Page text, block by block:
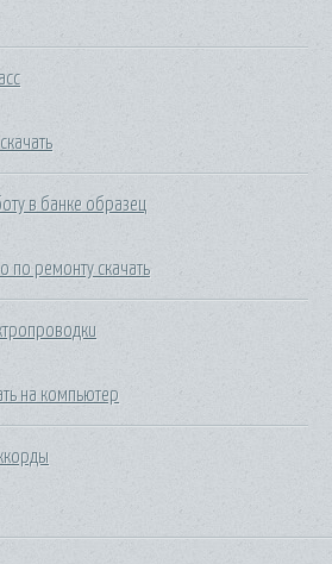
в банке образец
по ремонту скачать
на компьютер